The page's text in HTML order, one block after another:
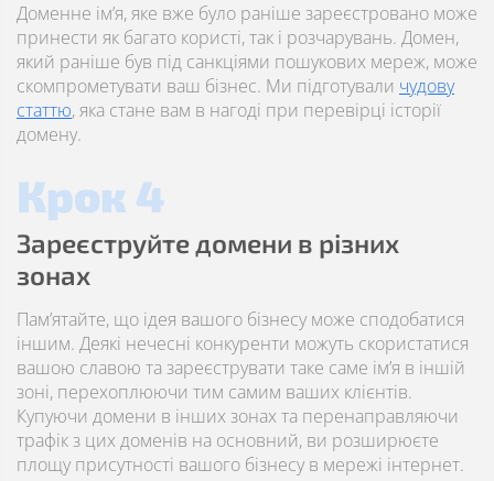
Доменне ім’я, яке вже було раніше зареєстровано може
принести як багато користі, так і розчарувань. Домен,
який раніше був під санкціями пошукових мереж, може
скомпрометувати ваш бізнес. Ми підготували чудову
статтю, яка стане вам в нагоді при перевірці історії
домену.
Крок 4
Зареєструйте домени в різних
зонах
Пам’ятайте, що ідея вашого бізнесу може сподобатися
іншим. Деякі нечесні конкуренти можуть скористатися
вашою славою та зареєструвати таке саме ім’я в іншій
зоні, перехоплюючи тим самим ваших клієнтів.
Купуючи домени в інших зонах та перенаправляючи
трафік з цих доменів на основний, ви розширюєте
площу присутності вашого бізнесу в мережі інтернет.